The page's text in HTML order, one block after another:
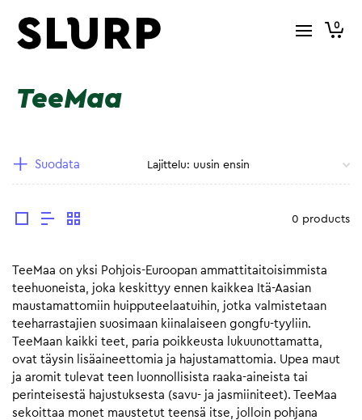
0
TeeMaa
Suodata
0 products
TeeMaa on yksi Pohjois-Euroopan ammattitaitoisimmista
teehuoneista, joka keskittyy ennen kaikkea Itä-Aasian
maustamattomiin huipputeelaatuihin, jotka valmistetaan
teeharrastajien suosimaan kiinalaiseen gongfu-tyyliin.
TeeMaan kaikki teet, paria poikkeusta lukuunottamatta,
ovat täysin lisäaineettomia ja hajustamattomia. Upea maut
ja aromit tulevat teen luonnollisista raaka-aineista tai
perinteisestä hajustuksesta (savu- ja jasmiiniteet). TeeMaa
sekoittaa monet maustetut teensä itse, jolloin pohjana